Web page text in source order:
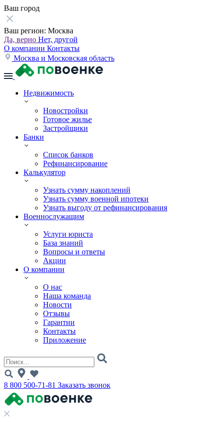
Ваш город
Ваш регион: Москва
Да, верно Нет, другой
О компании Контакты
Москва и Московская область
Недвижимость
Новостройки
Готовое жилье
Застройщики
Банки
Список банков
Рефинансирование
Калькулятор
Узнать сумму накоплений
Узнать сумму военной ипотеки
Узнать выгоду от рефинансирования
Военнослужащим
Услуги юриста
База знаний
Вопросы и ответы
Акции
О компании
О нас
Наша команда
Новости
Отзывы
Гарантии
Контакты
Приложение
8 800 500-71-81 Заказать звонок